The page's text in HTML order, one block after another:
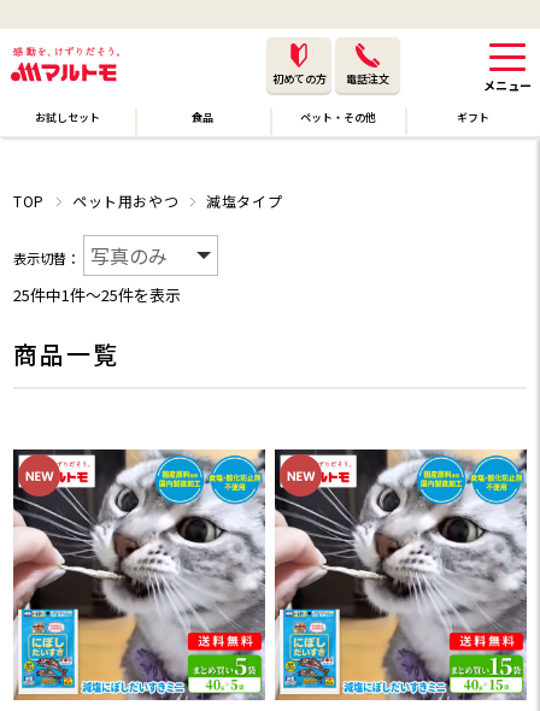
初めての方 電話注文
お試しセット 食品 ペット・その他 ギフト
TOP ペット用おやつ 減塩タイプ
表示切替：
25件中1件〜25件を表示
商品一覧